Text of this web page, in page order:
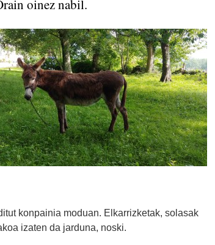
oinez nabil.
konpainia moduan. Elkarrizketak, solasak
izaten da jarduna, noski.